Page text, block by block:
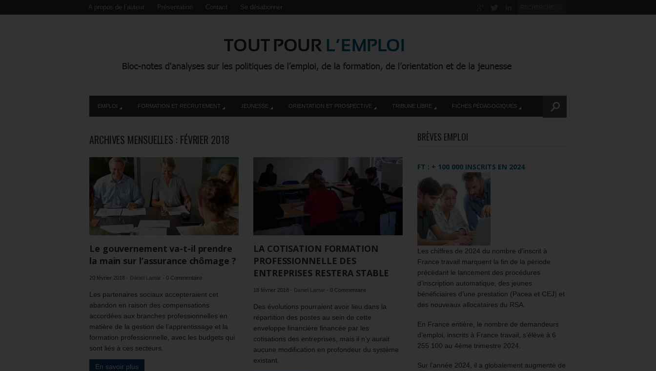
A propos de l’auteur Présentation Contact Se désabonner
EMPLOI FORMATION ET RECRUTEMENT JEUNESSE ORIENTATION ET PROSPECTIVE TRIBUNE LIBRE FICHES PÉDAGOGIQUES
ARCHIVES MENSUELLES : FÉVRIER 2018
Le gouvernement va-t-il prendre
la main sur l’assurance chômage ?
20 février 2018 - Daniel Lamar - 0 Commentaire
Les partenaires sociaux accepteraient cet
abandon en raison des compensations
accordées aux branches professionnelles en
matière de la gestion de l’apprentissage et la
formation professionnelle, avec les budgets qui
sont liés à ces secteurs.
En savoir plus
LA COTISATION FORMATION
PROFESSIONNELLE DES
ENTREPRISES RESTERA STABLE
18 février 2018 - Daniel Lamar - 0 Commentaire
Des évolutions pourraient avoir lieu dans la
répartition des postes au sein de cette
enveloppe financière financée par les
cotisations des entreprises, mais il n’y aurait
aucune modification en profondeur du système
existant.
BRÈVES EMPLOI
FT : + 100 000 INSCRITS EN 2024
Les chiffres de 2024 du nombre d’inscrit à
France travail marquent la fin de la période
précédant le lancement des procédures
d’inscription automatique, des jeunes
bénéficiaires d’une prestation (Pacea et CEJ) et
des nouveaux allocataires du RSA.
En France entière, le nombre de demandeurs
d’emploi, inscrits à France travail, s’élève à 6
255 100 au 4ème trimestre 2024.
Sur l’année 2024, il a globalement augmenté de